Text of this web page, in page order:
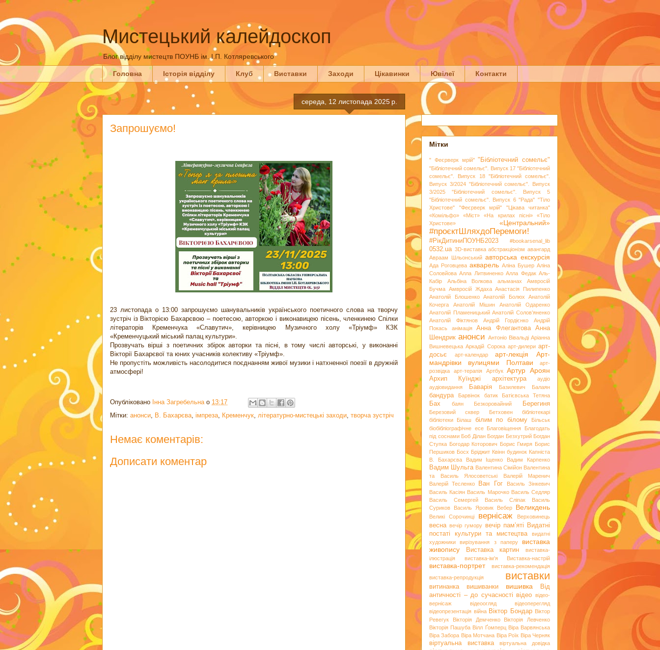
Мистецький калейдоскоп
Блог відділу мистецтв ПОУНБ ім. І.П. Котляревського
Головна Історія відділу Клуб Виставки Заходи Цікавинки Ювілеї Контакти
середа, 12 листопада 2025 р.
Запрошуємо!
23 листопада о 13:00 запрошуємо шанувальників українського поетичного слова на творчу
зустріч із Вікторією Бахарєвою – поетесою, авторкою і виконавицею пісень, членкинею Спілки
літераторів Кременчука «Славутич», керівницею Музичного холу «Тріумф» КЗК
«Кременчуцький міський палац культури».
Прозвучать вірші з поетичних збірок авторки та пісні, в тому числі авторські, у виконанні
Вікторії Бахарєвої та юних учасників колективу «Тріумф».
Не пропустіть можливість насолодитися поєднанням живої музики і натхненної поезії в дружній
атмосфері!
Опубліковано Інна Загребельна о 13:17
Мітки: анонси В. Бахарєва імпреза Кременчук літературно-мистецькі заходи творча зустріч
Немає коментарів:
Дописати коментар
Мітки
" Феєрверк мрій" "Бібліотечний сомельє"
"Бібліотечний сомельє". Випуск 17 "Бібліотечний
сомельє". Випуск 18
"Бібліотечний сомельє".
Випуск 3/2024 "Бібліотечний сомельє". Випуск
3/2025
"Бібліотечний сомельє". Випуск 5
"Бібліотечний сомельє". Випуск 6 "Рада" "Тіло
Христове"
"Феєрверк мрій"
"Цікава читанка"
«Комільфо»
«Міст» «На крилах пісні»
«Тіло
Христове»
«Центральний»
#проєктШляхдоПеремоги!
#РікДитиниПОУНБ2023 #bookarsenal_lib
0532.ua 3D-виставка абстракціонізм авангард
Авраам Шльонський авторська екскурсія
Ада Роговцева акварель Аліна Бушер Аліна
Соловйова Алла Литвиненко Алла Федак Аль-
Кабір
Альбіна Волкова альманах
Амвросій
Бучма Амвросій Ждаха Анастасія Пилипенко
Анатолій Блошенко
Анатолій Болюх
Анатолій
Кочерга
Анатолій Мішин
Анатолій Одаренко
Анатолій Пламеницький Анатолій Солов’яненко
Анатолій Фіктянов
Андрій Гордієнко
Андрій
Покась
анімація Анна Флегантова
Анна
Шендрик анонси Антоніо Вівальді Аріанна
Вишневецька Аркадій Сорока арт-дилери арт-
досьє
арт-календар арт-лекція
Арт-
мандрівки вулицями Полтави
арт-
розвідка
арт-терапія Артбук Артур Ароян
Архип Куїнджі архітектура
аудіо
аудіовидання
Баварія Базилевич Балаян
бандура Барвінок батик Батієвська Тетяна
Бах баян Безкоровайний Берегиня
Березовий сквер Бетховен
бібліотекарі
бібліотеки
Білаш білим по білому
Більськ
біобібліографічне есе
Благовіщення
Благодать
під соснами Боб Ділан Богдан Безхутрий Богдан
Ступка Богодар Которович Борис Гмиря Борис
Першиков Босх Бріджит Квінн будинок Капніста
В. Бахарєва
Вадим Іщенко Вадим Карпенко
Вадим Шульга Валентина Сімійон Валентина
та Василь Ялосоветські
Валерій Маренич
Валерій Тесленко
Ван Гог
Василь Зінкевич
Василь Касіян Василь Марочко Василь Седляр
Василь Семергей
Василь Сліпак
Василь
Суриков
Василь Яровик Вебер Великдень
Великі Сорочинці вернісаж Верховинець
весна вечір гумору вечір пам’яті
Видатні
постаті культури та мистецтва
видатні
художники
вирізування з паперу
виставка
живопису
Виставка картин
виставка-
ілюстрація
виставка-ім'я Виставка-настрій
виставка-портрет
виставка-рекомендація
виставка-репродукція
виставки
витинанка вишиванки вишивка
Від
античності – до сучасності відео відео-
вернісаж
відеоогляд
відеоперегляд
відеопрезентація війна Віктор Бондар Віктор
Ревегук
Вікторія Демченко
Вікторія Левченко
Вікторія Пашуба Вілл Ґомперц Віра Варвянська
Віра Забора Віра Мотчана Віра Роїк Віра Черняк
віртуальна виставка віртуальна довідка